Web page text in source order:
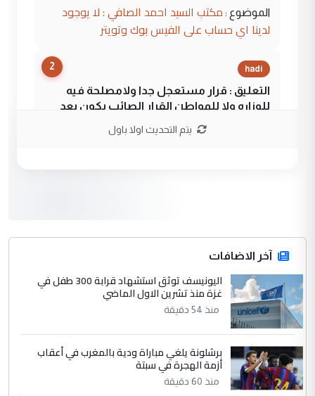
الموضوع : مكتب السيد احمد الصافي : لا يوجود
لدينا اي حساب على الفيس بوك وتويتر
2 hadi
التعليق : قرار مستعجل جدا ولامصلحة فيه
للوزاره ولا للمواطن القرار الصائب يكون بعد
جنسية الرافد الثالث للعراق ومن اصول عريقة
ابا فرات ...
الموضوع :
الجواهري يرد على صدام حسين سل
مضجعيك يابن الزنا (نص كامل)
4 سردار
التعليق : واحد من عصابة علي ماما يسقط
جنسية الرافد الثالث للعراق ومن اصول عريقة
ابا فرات ...
يتم التحديث اولا باول
آخر الاضافات
اليونيسف توثق استشهاد قرابة 300 طفل في
غزة منذ تشرين الاول الماضي
منذ 54 دقيقة
برشلونة يلغي مباراة ودية بالمغرب في أعقاب
أزمة الهجرة في سبتة
منذ 60 دقيقة